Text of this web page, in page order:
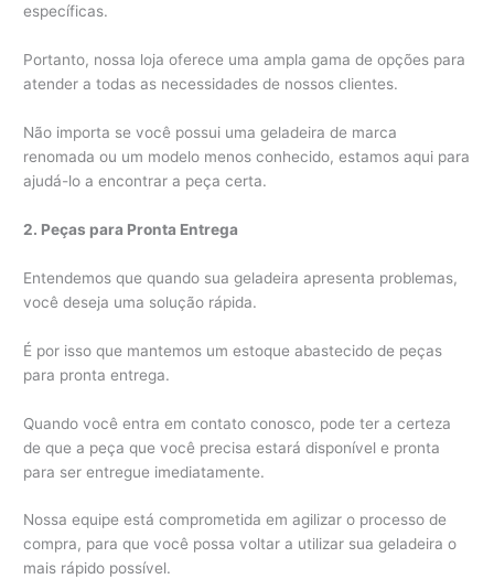
específicas.
Portanto, nossa loja oferece uma ampla gama de opções para
atender a todas as necessidades de nossos clientes.
Não importa se você possui uma geladeira de marca
renomada ou um modelo menos conhecido, estamos aqui para
ajudá-lo a encontrar a peça certa.
2. Peças para Pronta Entrega
Entendemos que quando sua geladeira apresenta problemas,
você deseja uma solução rápida.
É por isso que mantemos um estoque abastecido de peças
para pronta entrega.
Quando você entra em contato conosco, pode ter a certeza
de que a peça que você precisa estará disponível e pronta
para ser entregue imediatamente.
Nossa equipe está comprometida em agilizar o processo de
compra, para que você possa voltar a utilizar sua geladeira o
mais rápido possível.